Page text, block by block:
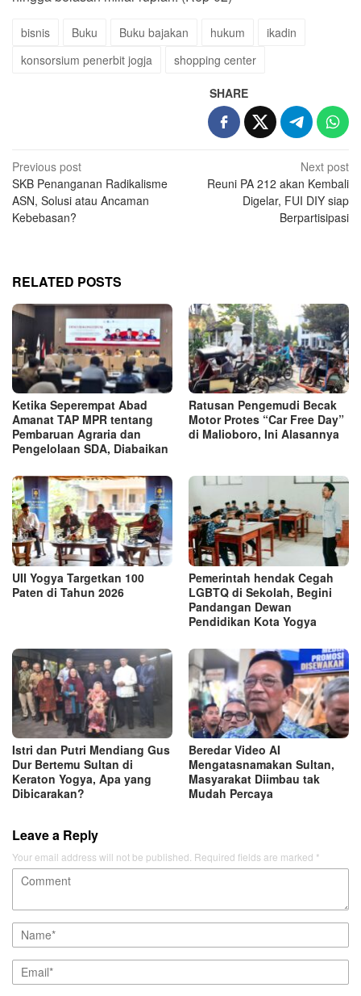
bisnis Buku Buku bajakan hukum
ikadin
konsorsium penerbit jogja
shopping center
SHARE
Post
navigation
Previous post
SKB Penanganan Radikalisme
ASN, Solusi atau Ancaman
Kebebasan?
Next post
Reuni PA 212 akan Kembali
Digelar, FUI DIY siap
Berpartisipasi
RELATED POSTS
Ketika Seperempat Abad
Amanat TAP MPR tentang
Pembaruan Agraria dan
Pengelolaan SDA, Diabaikan
Ratusan Pengemudi Becak
Motor Protes “Car Free Day”
di Malioboro, Ini Alasannya
UII Yogya Targetkan 100
Paten di Tahun 2026
Pemerintah hendak Cegah
LGBTQ di Sekolah, Begini
Pandangan Dewan
Pendidikan Kota Yogya
Istri dan Putri Mendiang Gus
Dur Bertemu Sultan di
Keraton Yogya, Apa yang
Dibicarakan?
Beredar Video AI
Mengatasnamakan Sultan,
Masyarakat Diimbau tak
Mudah Percaya
Leave a Reply
Your email address will not be published. Required fields are marked *